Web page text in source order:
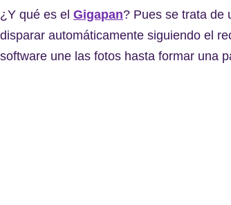
¿Y qué es el Gigapan? Pues se trata de
disparar automáticamente siguiendo el
software une las fotos hasta formar una